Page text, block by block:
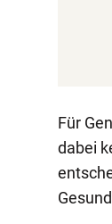
Für
dabei